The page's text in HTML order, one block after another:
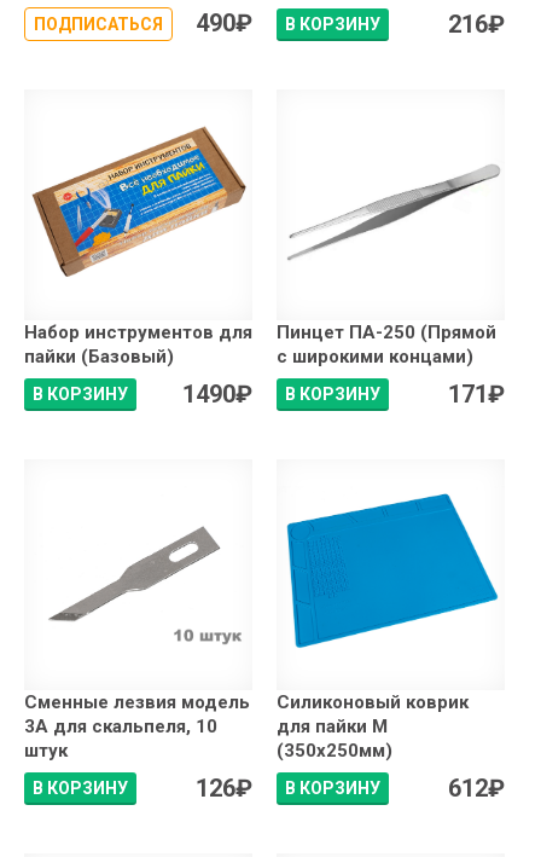
ПОДПИСАТЬСЯ 490₽ В КОРЗИНУ 216₽
Набор инструментов для
пайки (Базовый)
В КОРЗИНУ 1490₽
Пинцет ПА-250 (Прямой
с широкими концами)
В КОРЗИНУ 171₽
Сменные лезвия модель
3A для скальпеля, 10
штук
В КОРЗИНУ 126₽
Силиконовый коврик
для пайки М
(350x250мм)
В КОРЗИНУ 612₽